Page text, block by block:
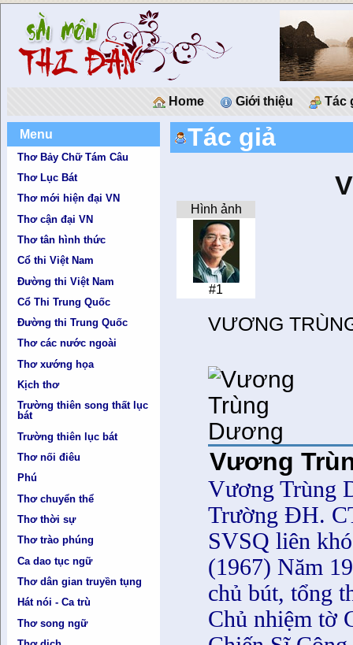
Home Giới thiệu Tác
Menu
Thơ Bảy Chữ Tám Câu
Thơ Lục Bát
Thơ mới hiện đại VN
Thơ cận đại VN
Thơ tân hình thức
Cổ thi Việt Nam
Đường thi Việt Nam
Cổ Thi Trung Quốc
Đường thi Trung Quốc
Thơ các nước ngoài
Thơ xướng họa
Kịch thơ
Trường thiên song thất lục
bát
Trường thiên lục bát
Thơ nối điêu
Phú
Thơ chuyển thể
Thơ thời sự
Thơ trào phúng
Ca dao tục ngữ
Thơ dân gian truyền tụng
Hát nói - Ca trù
Thơ song ngữ
Tác giả
Hình ảnh
#1
VƯƠNG
Vương
Vương Trùng
Trường ĐH.
SVSQ liên
(1967) Năm
chủ bút, tổng
Chủ nhiệm tờ